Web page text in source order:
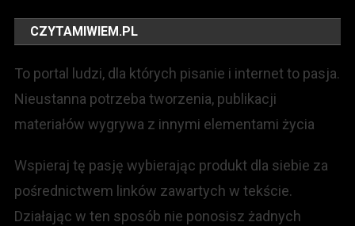
CZYTAMIWIEM.PL
To portal ludzi, dla których pisanie i internet to pasja.
Nieustanna potrzeba tworzenia, publikacji
materiałów wygrywa z innymi elementami życia
Wspieraj tę pasję wybierając produkt dla siebie za
pośrednictwem linków zawartych w tekście.
Działając w ten sposób nie ponosisz żadnych